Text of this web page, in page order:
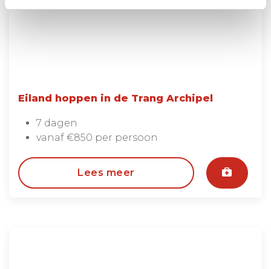
Eiland hoppen in de Trang Archipel
7 dagen
vanaf €850 per persoon
Lees meer